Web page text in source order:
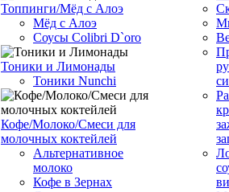
Топпинги/Мёд с Алоэ
Мёд с Алоэ
Соусы Colibri D`oro
Тоники и Лимонады
Тоники Nunchi
Кофе/Молоко/Смеси для
молочных коктейлей
Альтернативное
молоко
Кофе в Зернах